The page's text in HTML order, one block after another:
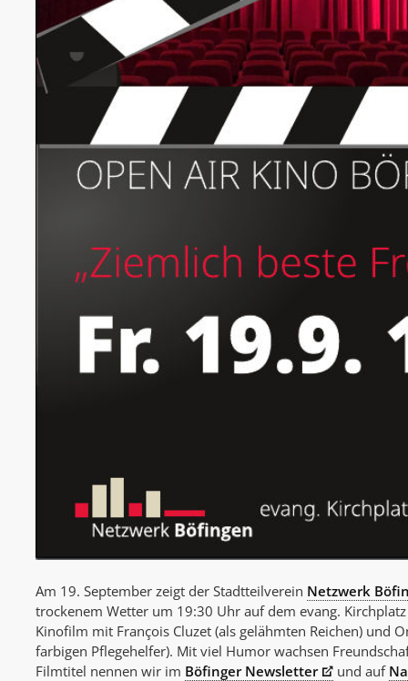
Am 19. September zeigt der Stadtteilverein Netzwerk
trockenem Wetter um 19:30 Uhr auf dem evang.
Kinofilm mit François Cluzet (als gelähmten Reichen) und
farbigen Pflegehelfer). Mit viel Humor wachsen
Filmtitel nennen wir im Böfinger Newsletter und auf